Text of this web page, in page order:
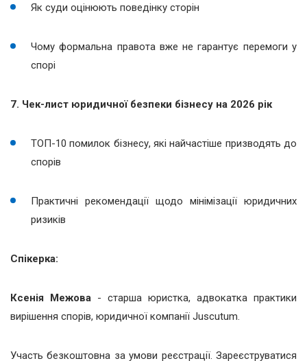
Як суди оцінюють поведінку сторін
Чому формальна правота вже не гарантує перемоги у
спорі
7. Чек-лист юридичної безпеки бізнесу на 2026 рік
ТОП-10 помилок бізнесу, які найчастіше призводять до
спорів
Практичні рекомендації щодо мінімізації юридичних
ризиків
Спікерка:
Ксенія Межова - старша юристка, адвокатка практики
вирішення спорів, юридичної компанії Juscutum.
Участь безкоштовна за умови реєстрації. Зареєструватися